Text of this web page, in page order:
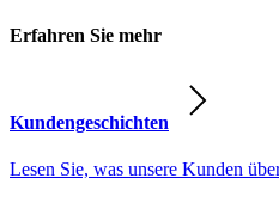
Erfahren Sie mehr
Kundengeschichten
Lesen Sie, was unsere Kunden